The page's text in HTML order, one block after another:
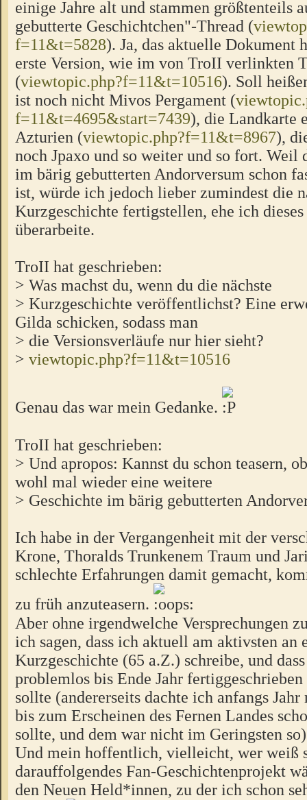
einige Jahre alt und stammen größtenteils
gebutterte Geschichtchen"-Thread (
f=11&t=5828). Ja, das aktuelle Dokument
erste Version, wie im von TroII verlinkten
(viewtopic.php?f=11&t=10516). Soll
ist noch nicht Mivos Pergament (
f=11&t=4695&start=7439), die Landkarte
Azturien (viewtopic.php?f=11&t=8967),
noch Jpaxo und so weiter und so fort. Weil
im bärig gebutterten Andorversum schon
ist, würde ich jedoch lieber zumindest die
Kurzgeschichte fertigstellen, ehe ich
überarbeite.
TroII hat geschrieben:
> Was machst du, wenn du die nächste
> Kurzgeschichte veröffentlichst? Eine
Gilda schicken, sodass man
> die Versionsverläufe nur hier sieht?
> viewtopic.php?f=11&t=10516
Genau das war mein Gedanke.
TroII hat geschrieben:
> Und apropos: Kannst du schon teasern,
wohl mal wieder eine weitere
> Geschichte im bärig gebutterten
Ich habe in der Vergangenheit mit der
Krone, Thoralds Trunkenem Traum und
schlechte Erfahrungen damit gemacht,
zu früh anzuteasern.
Aber ohne irgendwelche Versprechungen
ich sagen, dass ich aktuell am aktivsten an
Kurzgeschichte (65 a.Z.) schreibe, und
problemlos bis Ende Jahr
sollte (andererseits dachte ich anfangs Jahr
bis zum Erscheinen des Fernen Landes
sollte, und dem war nicht im Geringsten
Und mein hoffentlich, vielleicht, wer weiß
darauffolgendes Fan-Geschichtenprojekt
den Neuen Held*innen, zu der ich schon